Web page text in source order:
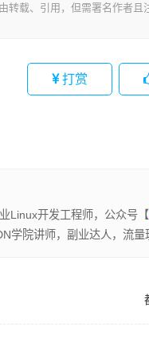
转载、引用，但需署名作者
打赏
Linux开发工程师，公众号【
学院讲师，副业达人，流量